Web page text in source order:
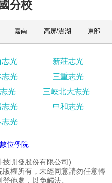
分校
嘉南 高屏/澎湖 東部
志光
新莊志光
志光
三重志光
光
三峽北大志光
志光
中和志光
志光
開發股份有限公司)
權所有，未經同意請勿任意轉
他處，以免觸法。